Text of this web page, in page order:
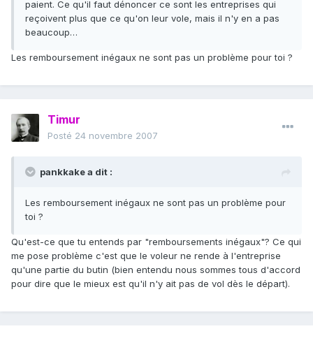
paient. Ce qu'il faut dénoncer ce sont les entreprises qui
reçoivent plus que ce qu'on leur vole, mais il n'y en a pas
beaucoup…
Les remboursement inégaux ne sont pas un problème pour toi ?
Timur
Posté 24 novembre 2007
pankkake a dit :
Les remboursement inégaux ne sont pas un problème pour
toi ?
Qu'est-ce que tu entends par "remboursements inégaux"? Ce qui
me pose problème c'est que le voleur ne rende à l'entreprise
qu'une partie du butin (bien entendu nous sommes tous d'accord
pour dire que le mieux est qu'il n'y ait pas de vol dès le départ).